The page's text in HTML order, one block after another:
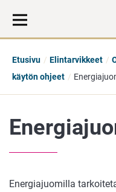
Etusivu Elintarvikkeet
käytön ohjeet
Energiajuomilla